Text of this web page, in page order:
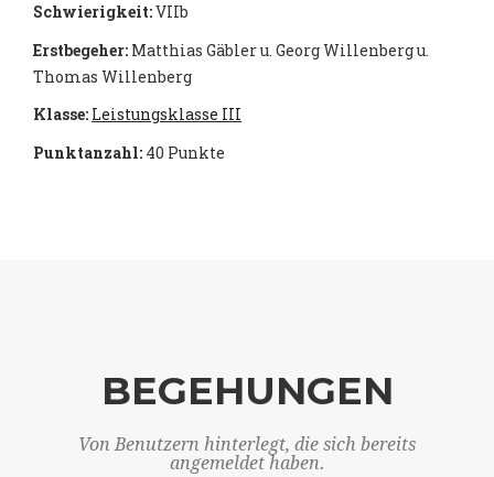
Schwierigkeit:VIIb
Erstbegeher: Matthias Gäbler u. Georg Willenberg u.
Thomas Willenberg
Klasse: Leistungsklasse III
Punktanzahl: 40 Punkte
BEGEHUNGEN
Von Benutzern hinterlegt, die sich bereits
angemeldet haben.